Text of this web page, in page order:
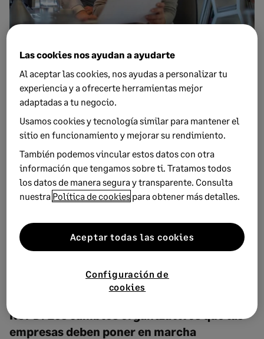
24 ABRIL, 2020
RGPD: ¿cómo ha afectado al sector
hotelero?
En este post te contamos las claves que debes conocer para
cumplir eficazmente con la ley RGPD si ofreces servicios de
RGPD: Los cambios organizativos que las
empresas deben poner en marcha
Las cookies nos ayudan a ayudarte
Al aceptar las cookies, nos ayudas a personalizar tu
experiencia y a ofrecerte herramientas mejor
adaptadas a tu negocio.
Usamos cookies y tecnología similar para mantener el
sitio en funcionamiento y mejorar su rendimiento.
También podemos vincular estos datos con otra
información que tengamos sobre ti. Tratamos todos
los datos de manera segura y transparente. Consulta
nuestra Política de cookies para obtener más detalles.
Configuración de
cookies
Aceptar todas las cookies